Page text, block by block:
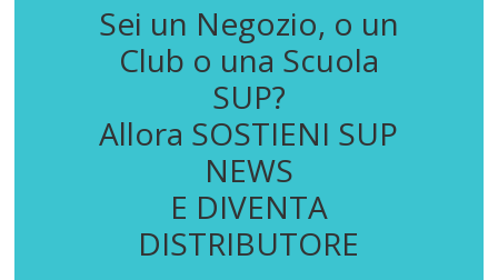
Sei un Negozio, o un
Club o una Scuola
SUP?
Allora SOSTIENI SUP
NEWS
E DIVENTA
DISTRIBUTORE